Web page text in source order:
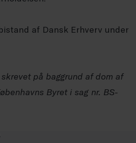
af Dansk Erhverv under
på baggrund af dom af
Byret i sag nr. BS-